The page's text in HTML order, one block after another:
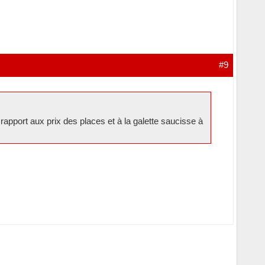
#9
aux prix des places et à la galette saucisse à